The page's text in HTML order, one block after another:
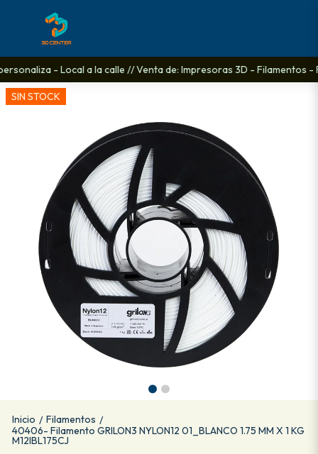
- Local a la calle // Venta de: Impresoras 3D - Filamentos -
SIN STOCK
Inicio / Filamentos /
40406- Filamento GRILON3 NYLON12 01_BLANCO 1.75 MM X 1 KG
M12IBL175CJ